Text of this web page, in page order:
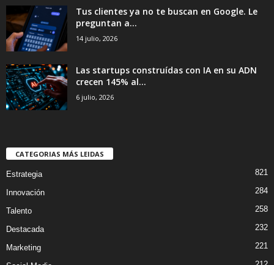
Tus clientes ya no te buscan en Google. Le
preguntan a...
14 julio, 2026
Las startups construídas con IA en su ADN
crecen 145% al...
6 julio, 2026
CATEGORIAS MÁS LEIDAS
Estrategia 821
Innovación 284
Talento 258
Destacada 232
Marketing 221